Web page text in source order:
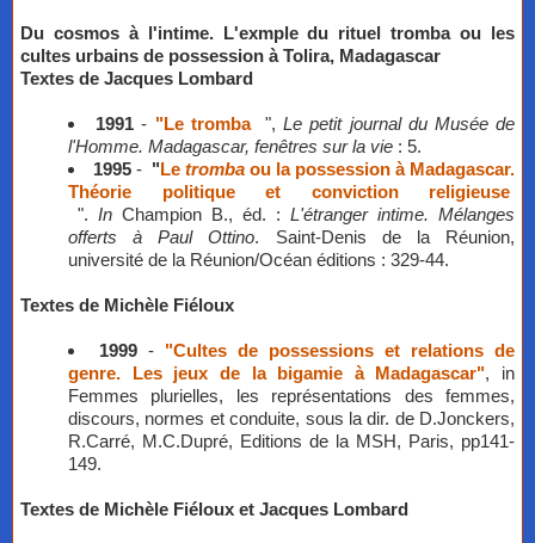
Du cosmos à l'intime. L'exmple du rituel tromba ou les
cultes urbains de possession à Tolira, Madagascar
​Textes de Jacques Lombard
1991- "Le tromba",Le petit journal du Musée de
l'Homme. Madagascar, fenêtres sur la vie : 5.
1995 - "Le tromba ou la possession à Madagascar.
Théorie politique et conviction religieuse
". In Champion B., éd. : L'étranger intime. Mélanges
offerts à Paul Ottino. Saint-Denis de la Réunion,
université de la Réunion/Océan éditions : 329-44.
​Textes de Michèle Fiéloux
1999 - "Cultes de possessions et relations de
genre. Les jeux de la bigamie à Madagascar", in
Femmes plurielles, les représentations des femmes,
discours, normes et conduite, sous la dir. de D.Jonckers,
R.Carré, M.C.Dupré, Editions de la MSH, Paris, pp141-
149.
Textes de Michèle Fiéloux et Jacques Lombard